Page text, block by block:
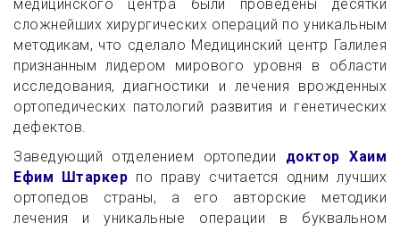
медицинского центра были проведены десятки
сложнейших хирургических операций по уникальным
методикам, что сделало Медицинский центр Галилея
признанным лидером мирового уровня в области
исследования, диагностики и лечения врожденных
ортопедических патологий развития и генетических
дефектов.
Заведующий отделением ортопедии доктор Хаим
Ефим Штаркер по праву считается одним лучших
ортопедов страны, а его авторские методики
лечения и уникальные операции в буквальном